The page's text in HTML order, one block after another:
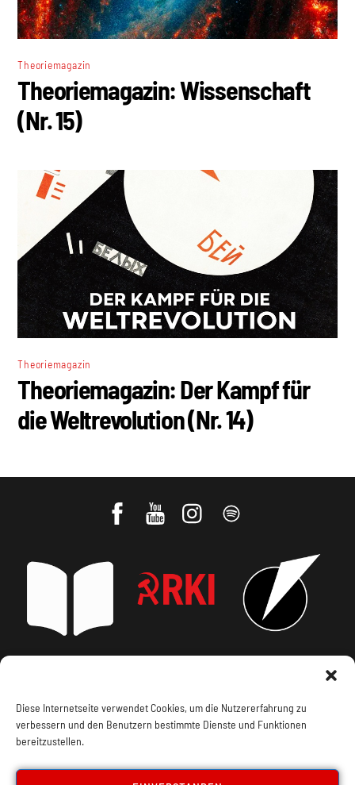
Diese Internetseite verwendet Cookies, um die Nutzererfahrung zu
verbessern und den Benutzern bestimmte Dienste und Funktionen
bereitzustellen.
Theoriemagazin
Theoriemagazin: Wissenschaft
(Nr. 15)
Theoriemagazin
Theoriemagazin: Der Kampf für
die Weltrevolution (Nr. 14)
Datenschutz Kontakt